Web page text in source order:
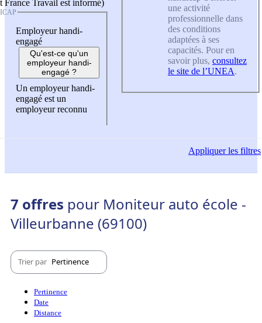
France Travail est informé)
Employeur handi-
engagé
Qu'est-ce qu'un
employeur handi-
engagé ?
Un employeur handi-
engagé est un
employeur reconnu
une activité
professionnelle dans
des conditions
adaptées à ses
capacités. Pour en
savoir plus, consultez
le site de l’UNEA.
Appliquerles filtres
7 offres pour Moniteur auto école -
Villeurbanne (69100)
Trier par Pertinence
Pertinence
Date
Distance